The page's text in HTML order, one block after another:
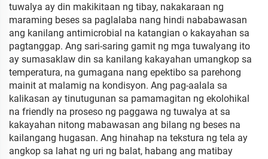
tuwalya ay din makikitaan ng tibay, nakakaraan ng
maraming beses sa paglalaba nang hindi nababawasan
ang kanilang antimicrobial na katangian o kakayahan sa
pagtanggap. Ang sari-saring gamit ng mga tuwalyang ito
ay sumasaklaw din sa kanilang kakayahan umangkop sa
temperatura, na gumagana nang epektibo sa parehong
mainit at malamig na kondisyon. Ang pag-aalala sa
kalikasan ay tinutugunan sa pamamagitan ng ekolohikal
na friendly na proseso ng paggawa ng tuwalya at sa
kakayahan nitong mabawasan ang bilang ng beses na
kailangang hugasan. Ang hinahap na tekstura ng tela ay
angkop sa lahat ng uri ng balat, habang ang matibay